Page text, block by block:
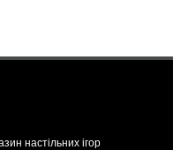
настільних ігор